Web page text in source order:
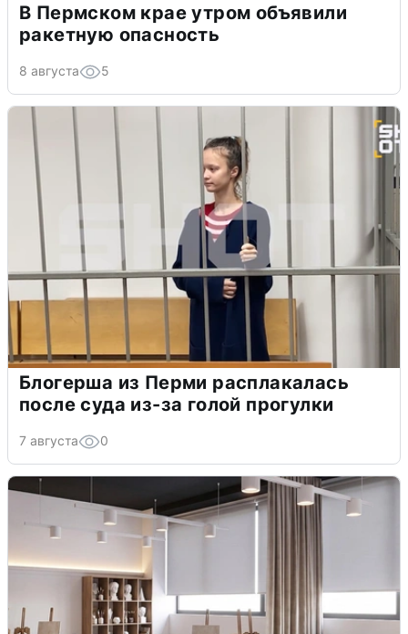
В Пермском крае утром объявили
ракетную опасность
8 августа 5
Блогерша из Перми расплакалась
после суда из-за голой прогулки
7 августа 0